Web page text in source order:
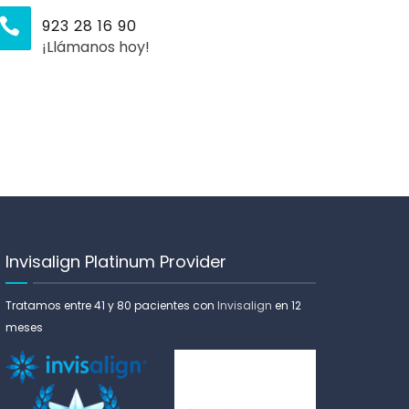
923 28 16 90
¡Llámanos hoy!
Invisalign Platinum Provider
Tratamos entre 41 y 80 pacientes con Invisalign en 12
meses